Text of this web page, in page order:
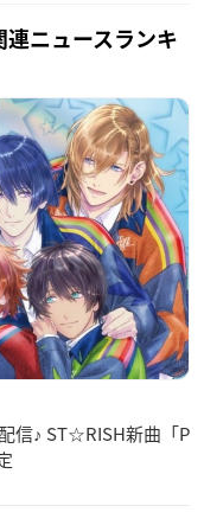
ニュースランキ
信♪ ST☆RISH新曲「P